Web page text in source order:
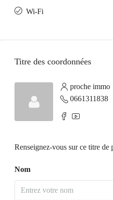
Wi-Fi
Titre des coordonnées
proche immo
0661311838
Renseignez-vous sur ce titre de
Nom